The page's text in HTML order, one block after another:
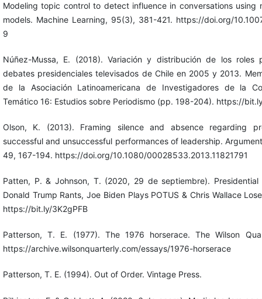
Modeling topic control to detect influence in conversations using
models. Machine Learning, 95(3), 381-421. https://doi.org/
9
Núñez-Mussa, E. (2018). Variación y distribución de los roles
debates presidenciales televisados de Chile en 2005 y 2013.
de la Asociación Latinoamericana de Investigadores de la
Temático 16: Estudios sobre Periodismo (pp. 198-204). https://
Olson, K. (2013). Framing silence and absence regarding
successful and unsuccessful performances of leadership.
49, 167-194. https://doi.org/10.1080/00028533.2013.11821791
Patten, P. & Johnson, T. (2020, 29 de septiembre). Presidential
Donald Trump Rants, Joe Biden Plays POTUS & Chris Wallace
https://bit.ly/3K2gPFB
Patterson, T. E. (1977). The 1976 horserace. The Wilson
https://archive.wilsonquarterly.com/essays/1976-horserace
Patterson, T. E. (1994). Out of Order. Vintage Press.